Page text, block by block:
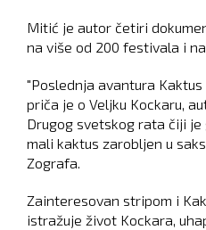
Mitić je autor četiri
na više od 200 festivala i
"Poslednja avantura
priča je o Veljku Kockaru,
Drugog svetskog rata čiji je
mali kaktus zarobljen u
Zografa.
Zainteresovan stripom i
istražuje život Kockara,